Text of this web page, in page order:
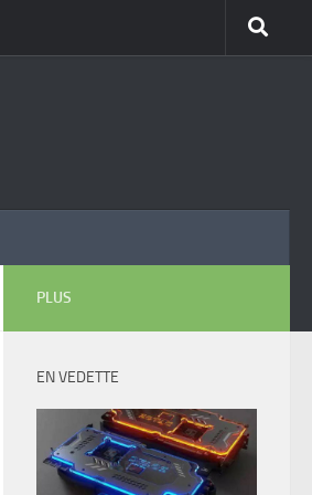
PLUS
EN VEDETTE